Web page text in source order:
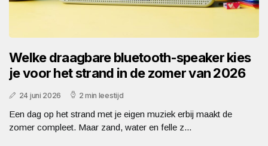
Welke draagbare bluetooth-speaker kies
je voor het strand in de zomer van 2026
24 juni 2026 2 min leestijd
Een dag op het strand met je eigen muziek erbij maakt de
zomer compleet. Maar zand, water en felle z...